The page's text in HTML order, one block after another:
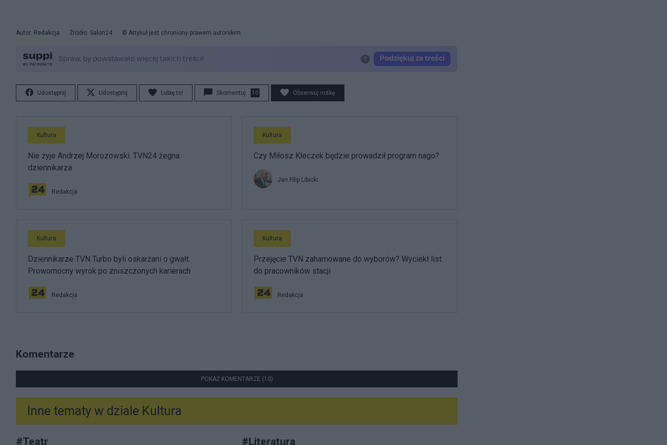
Autor: Redakcja Źródło: Salon24 © Artykuł jest chroniony prawem autorskim.
Udostępnij Udostępnij Lubię to! Skomentuj 10 Obserwuj notkę
Kultura
Nie żyje Andrzej Morozowski. TVN24 żegna
dziennikarza
Redakcja
Kultura
Czy Miłosz Kłeczek będzie prowadził program nago?
Jan Filip Libicki
Kultura
Dziennikarze TVN Turbo byli oskarżani o gwałt.
Prowomocny wyrok po zniszczonych karierach
Redakcja
Kultura
Przejęcie TVN zahamowane do wyborów? Wyciekł list
do pracowników stacji
Redakcja
Komentarze
POKAŻ KOMENTARZE (10)
Inne tematy w dziale Kultura
#Teatr #Literatura